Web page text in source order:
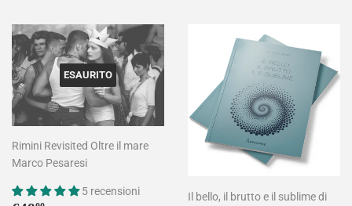
ESAURITO
Rimini Revisited Oltre il mare
Marco Pesaresi
5 recensioni
Il bello, il brutto e il sublime di